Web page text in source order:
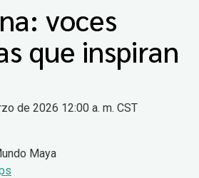
voces
que inspiran
de 2026 12:00 a. m. CST
Maya